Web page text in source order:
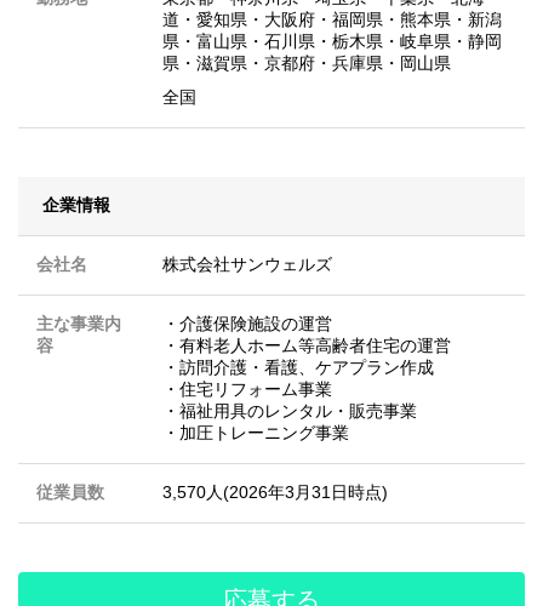
道 ・ 愛知県 ・ 大阪府 ・ 福岡県 ・ 熊本県 ・ 新潟
県 ・ 富山県 ・ 石川県 ・ 栃木県 ・ 岐阜県 ・ 静岡
県 ・ 滋賀県 ・ 京都府 ・ 兵庫県 ・ 岡山県
全国
企業情報
会社名 株式会社サンウェルズ
主な事業内
容
・介護保険施設の運営
・有料老人ホーム等高齢者住宅の運営
・訪問介護・看護、ケアプラン作成
・住宅リフォーム事業
・福祉用具のレンタル・販売事業
・加圧トレーニング事業
従業員数 3,570人(2026年3月31日時点)
応募する